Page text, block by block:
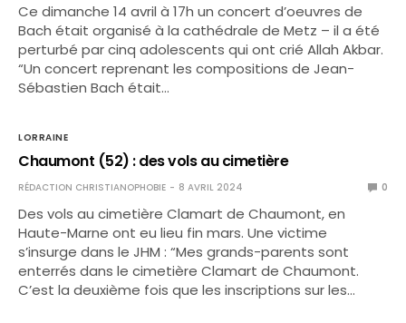
Ce dimanche 14 avril à 17h un concert d’oeuvres de
Bach était organisé à la cathédrale de Metz – il a été
perturbé par cinq adolescents qui ont crié Allah Akbar.
“Un concert reprenant les compositions de Jean-
Sébastien Bach était…
LORRAINE
Chaumont (52) : des vols au cimetière
RÉDACTION CHRISTIANOPHOBIE 8 AVRIL 2024 0
Des vols au cimetière Clamart de Chaumont, en
Haute-Marne ont eu lieu fin mars. Une victime
s’insurge dans le JHM : “Mes grands-parents sont
enterrés dans le cimetière Clamart de Chaumont.
C’est la deuxième fois que les inscriptions sur les…